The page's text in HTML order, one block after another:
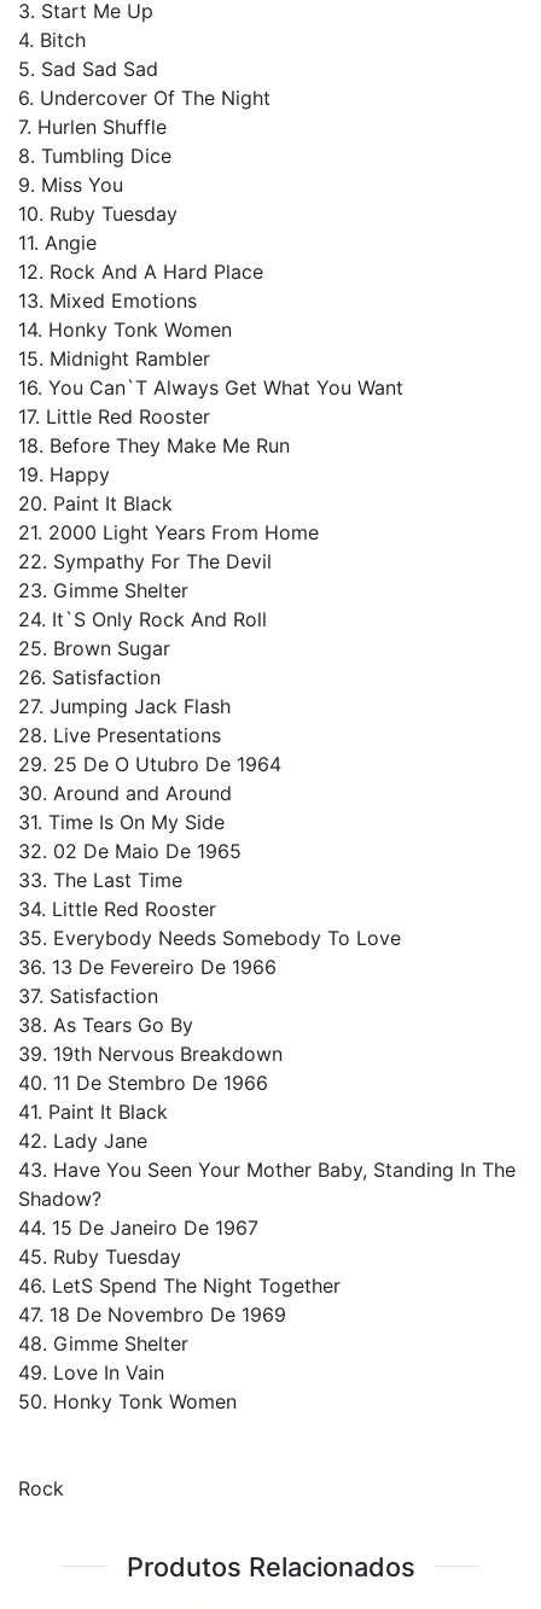
3. Start Me Up
4. Bitch
5. Sad Sad Sad
6. Undercover Of The Night
7. Hurlen Shuffle
8. Tumbling Dice
9. Miss You
10. Ruby Tuesday
11. Angie
12. Rock And A Hard Place
13. Mixed Emotions
14. Honky Tonk Women
15. Midnight Rambler
16. You Can`T Always Get What You Want
17. Little Red Rooster
18. Before They Make Me Run
19. Happy
20. Paint It Black
21. 2000 Light Years From Home
22. Sympathy For The Devil
23. Gimme Shelter
24. It`S Only Rock And Roll
25. Brown Sugar
26. Satisfaction
27. Jumping Jack Flash
28. Live Presentations
29. 25 De O Utubro De 1964
30. Around and Around
31. Time Is On My Side
32. 02 De Maio De 1965
33. The Last Time
34. Little Red Rooster
35. Everybody Needs Somebody To Love
36. 13 De Fevereiro De 1966
37. Satisfaction
38. As Tears Go By
39. 19th Nervous Breakdown
40. 11 De Stembro De 1966
41. Paint It Black
42. Lady Jane
43. Have You Seen Your Mother Baby, Standing In The
Shadow?
44. 15 De Janeiro De 1967
45. Ruby Tuesday
46. LetS Spend The Night Together
47. 18 De Novembro De 1969
48. Gimme Shelter
49. Love In Vain
50. Honky Tonk Women
Rock
Produtos Relacionados